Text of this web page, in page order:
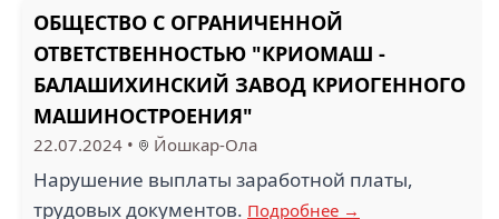
ОБЩЕСТВО С ОГРАНИЧЕННОЙ
ОТВЕТСТВЕННОСТЬЮ "КРИОМАШ -
БАЛАШИХИНСКИЙ ЗАВОД КРИОГЕННОГО
МАШИНОСТРОЕНИЯ"
22.07.2024 • Йошкар-Ола
Нарушение выплаты заработной платы,
трудовых документов. Подробнее →